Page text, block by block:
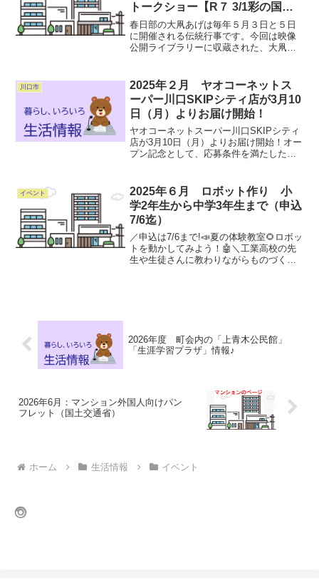
トークショー【R７ 3/1彩の国ビ
ジュアルプラザ４階 事前申込制
入場無料】
春日部の大凧あげは毎年５月３日と５日
に開催される伝統行事です。今回は映像
公開ライブラリーに収蔵された、大凧あ
氏、春日部市郷土資料館 学芸員 榎本博氏
による経験と知識に...
川口市
2025年２月 ヤオコーネットス
ーパー川口SKIPシティ店が3月10
日（月）よりお届け開始！
ヤオコーネットスーパー川口SKIPシティ
店が3月10日（月）よりお届け開始！オー
プン記念として、応募条件を満たしたお
チラ（YAOKOネットクラブ）
イベント
2025年６月 ロボット作り 小
学2年生から中学3年生まで（申込
7/6迄）
／申込は7/6まで!📣夏の体験教室🌻ロボッ
トを動かしてみよう！🤖＼工業高校の先
生や生徒さんに教わりながらものづくり
2026年度 町会内の「上青木公民館」
「生涯学習プラザ」情報♪
2026年6月：マンション外国人向けパン
フレット（国土交通省）
ホーム 生活情報 イベント